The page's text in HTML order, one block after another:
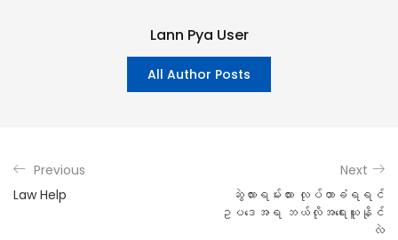
Lann Pya User
All Author Posts
Previous
Law Help
Next
ဆွဲလားရမ်းလား လုပ်တာခံရရင်
ဥပဒေအရ ဘယ်လိုအရေးယူနိုင်
လဲ